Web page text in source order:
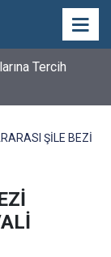
Tercih
ŞİLE BEZİ